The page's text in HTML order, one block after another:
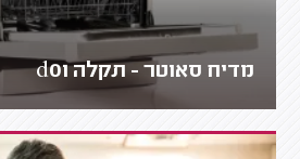
מדיח סאוטר - תקלה d01